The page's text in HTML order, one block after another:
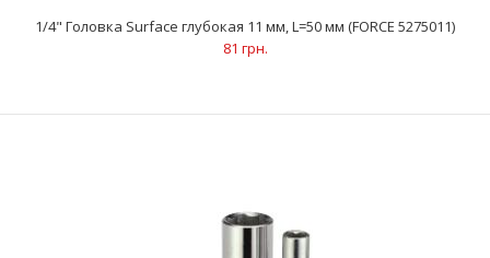
1/4" Головка Surface глубокая 11 мм, L=50 мм (FORCE 5275011)
81 грн.